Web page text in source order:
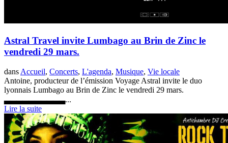
Astral Travel invite Lumbago au Brin de Zinc le
vendredi 29 mars.
dans Accueil, Concerts, L'agenda, Musique, Vie locale
Antoine, producteur de l’émission Voyage Astral invite le duo
lyonnais Lumbago au Brin de Zinc le vendredi 29 mars.
▃▃▃▃▃▃▃▃▃▃...
Lire la suite